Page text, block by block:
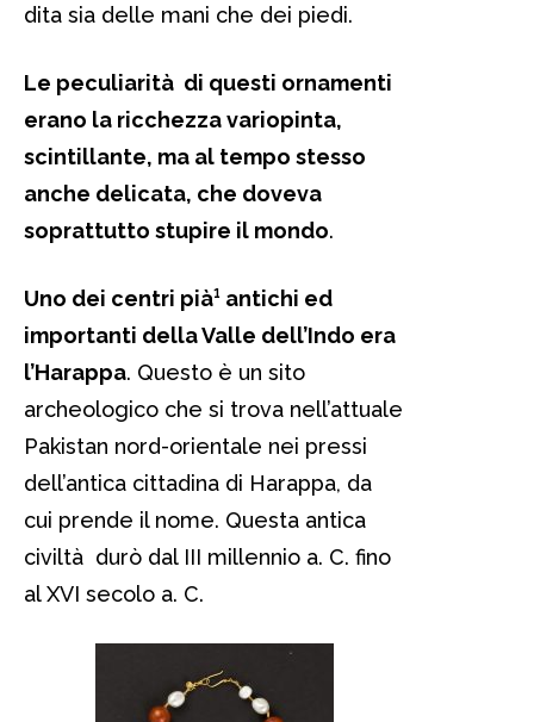
dita sia delle mani che dei piedi.
Le peculiarità di questi ornamenti
erano la ricchezza variopinta,
scintillante, ma al tempo stesso
anche delicata, che doveva
soprattutto stupire il mondo.
Uno dei centri pià¹ antichi ed
importanti della Valle dell’Indo era
l’Harappa. Questo è un sito
archeologico che si trova nell’attuale
Pakistan nord-orientale nei pressi
dell’antica cittadina di Harappa, da
cui prende il nome. Questa antica
civiltà durò dal III millennio a. C. fino
al XVI secolo a. C.